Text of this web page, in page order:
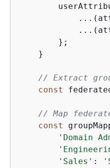
        };
    }
// Extract
const
// Map
const
'Domain
'Sales' :